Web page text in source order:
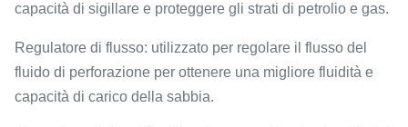
capacità di sigillare e proteggere gli strati di petrolio e gas.
Regulatore di flusso: utilizzato per regolare il flusso del
fluido di perforazione per ottenere una migliore fluidità e
capacità di carico della sabbia.